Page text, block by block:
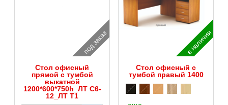
под заказ
Стол офисный
прямой с тумбой
выкатной
1200*600*750h_ЛТ С6-
12_ЛТ Т1
в наличии
Стол офисный с
тумбой правый 1400